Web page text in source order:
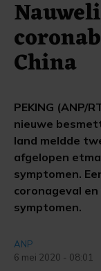
China
PEKING (ANP/
nieuwe
land meldde
afgelopen
symptomen.
coronageval
symptomen.
ANP
6 mei 2020 - 08:01